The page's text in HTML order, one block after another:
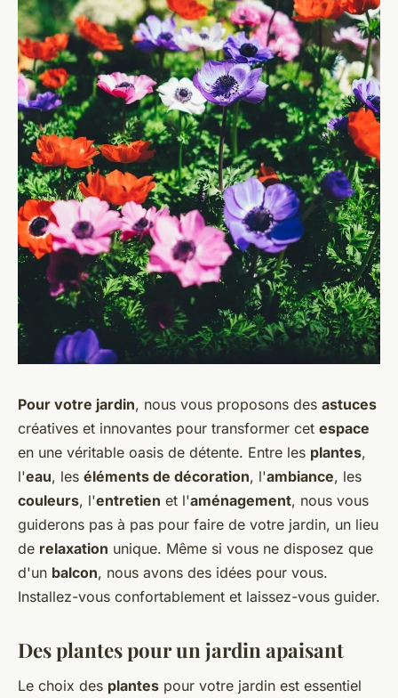
Pour votre jardin, nous vous proposons des astuces
créatives et innovantes pour transformer cet espace
en une véritable oasis de détente. Entre les plantes,
l'eau, les éléments de décoration, l'ambiance, les
couleurs, l'entretien et l'aménagement, nous vous
guiderons pas à pas pour faire de votre jardin, un lieu
de relaxation unique. Même si vous ne disposez que
d'un balcon, nous avons des idées pour vous.
Installez-vous confortablement et laissez-vous guider.
Des plantes pour un jardin apaisant
Le choix des plantes pour votre jardin est essentiel